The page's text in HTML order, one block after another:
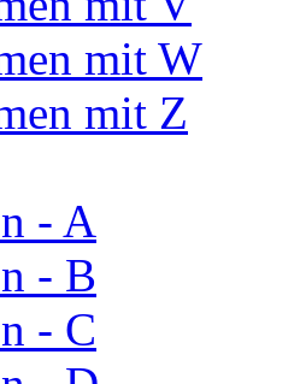
mit W
mit Z
- A
- B
- C